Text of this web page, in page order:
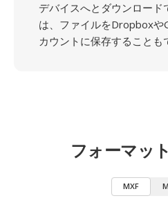
デバイスへとダウンロード
は、ファイルをDropboxや
カウントに保存することも
フォーマッ
MXF